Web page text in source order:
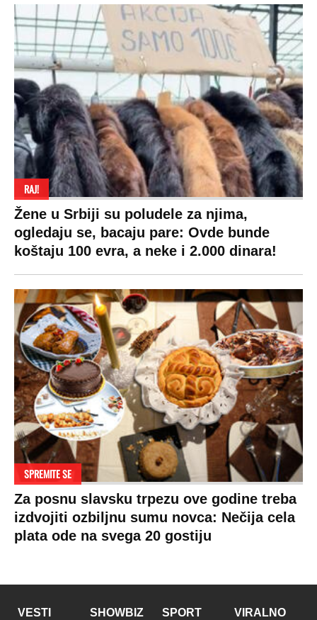
RAJ!
Žene u Srbiji su poludele za njima,
ogledaju se, bacaju pare: Ovde bunde
koštaju 100 evra, a neke i 2.000 dinara!
SPREMITE SE
Za posnu slavsku trpezu ove godine treba
izdvojiti ozbiljnu sumu novca: Nečija cela
plata ode na svega 20 gostiju
VESTI SHOWBIZ SPORT VIRALNO